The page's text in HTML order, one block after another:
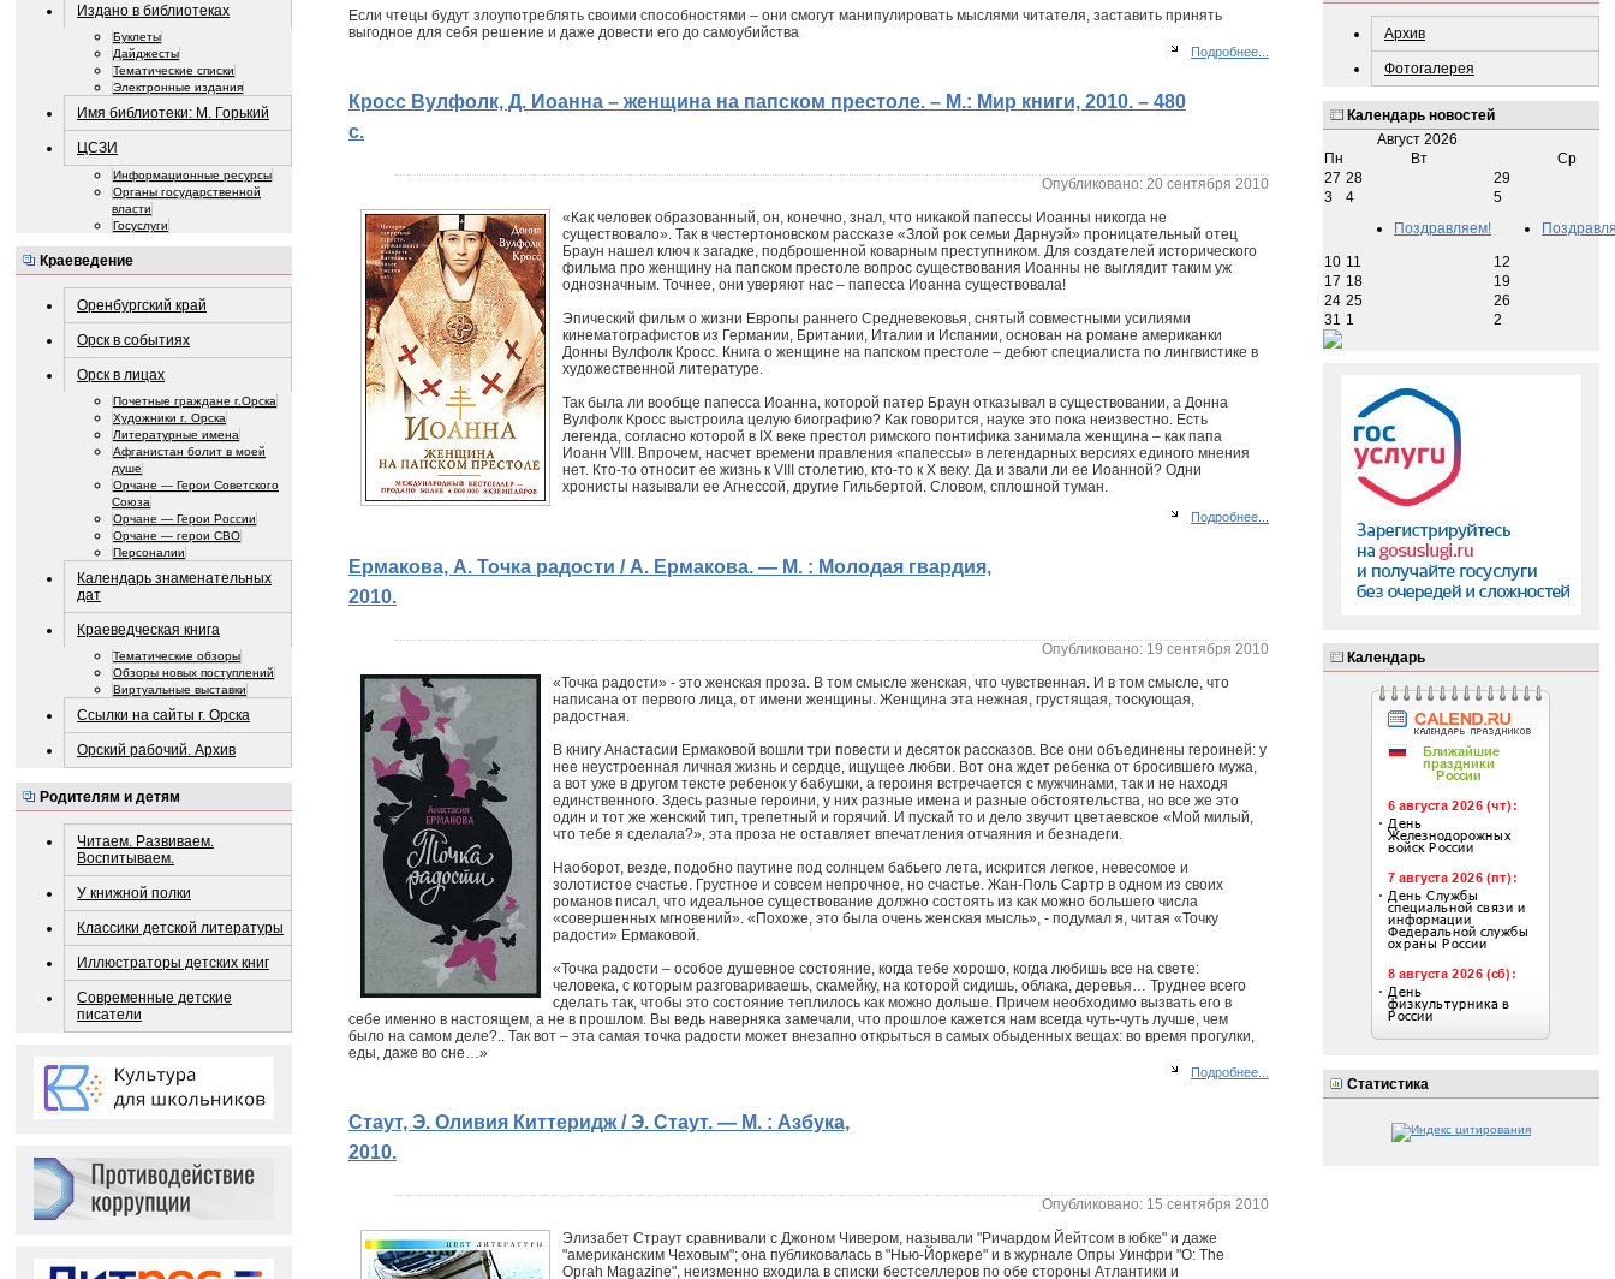
Издано в библиотеках
Буклеты
Дайджесты
Тематические списки
Электронные издания
Имя библиотеки: М. Горький
ЦСЗИ
Информационные ресурсы
Органы государственной
власти
Госуслуги
Краеведение
Оренбургский край
Орск в событиях
Орск в лицах
Почетные граждане г.Орска
Художники г. Орска
Литературные имена
Афганистан болит в моей
душе
Орчане — Герои Советского
Союза
Орчане — Герои России
Орчане — герои СВО
Персоналии
Календарь знаменательных
дат
Краеведческая книга
Тематические обзоры
Обзоры новых поступлений
Виртуальные выставки
Ссылки на сайты г. Орска
Орский рабочий. Архив
Родителям и детям
Читаем. Развиваем.
Воспитываем.
У книжной полки
Классики детской литературы
Иллюстраторы детских книг
Современные детские
писатели
Если чтецы будут злоупотреблять своими способностями – они смогут манипулировать мыслями читателя, заставить принять
выгодное для себя решение и даже довести его до самоубийства
Подробнее...
Кросс Вулфолк, Д. Иоанна – женщина на папском престоле. – М.: Мир книги, 2010. – 480
с.
Опубликовано: 20 сентября 2010
«Как человек образованный, он, конечно, знал, что никакой папессы Иоанны никогда не
существовало». Так в честертоновском рассказе «Злой рок семьи Дарнуэй» проницательный отец
Браун нашел ключ к загадке, подброшенной коварным преступником. Для создателей исторического
фильма про женщину на папском престоле вопрос существования Иоанны не выглядит таким уж
однозначным. Точнее, они уверяют нас – папесса Иоанна существовала!
Эпический фильм о жизни Европы раннего Средневековья, снятый совместными усилиями
кинематографистов из Германии, Британии, Италии и Испании, основан на романе американки
Донны Вулфолк Кросс. Книга о женщине на папском престоле – дебют специалиста по лингвистике в
художественной литературе.
Так была ли вообще папесса Иоанна, которой патер Браун отказывал в существовании, а Донна
Вулфолк Кросс выстроила целую биографию? Как говорится, науке это пока неизвестно. Есть
легенда, согласно которой в IX веке престол римского понтифика занимала женщина – как папа
Иоанн VIII. Впрочем, насчет времени правления «папессы» в легендарных версиях единого мнения
нет. Кто-то относит ее жизнь к VIII столетию, кто-то к Х веку. Да и звали ли ее Иоанной? Одни
хронисты называли ее Агнессой, другие Гильбертой. Словом, сплошной туман.
Подробнее...
Ермакова, А. Точка радости / А. Ермакова. — М. : Молодая гвардия,
2010.
Опубликовано: 19 сентября 2010
«Точка радости» - это женская проза. В том смысле женская, что чувственная. И в том смысле, что
написана от первого лица, от имени женщины. Женщина эта нежная, грустящая, тоскующая,
радостная.
В книгу Анастасии Ермаковой вошли три повести и десяток рассказов. Все они объединены героиней: у
нее неустроенная личная жизнь и сердце, ищущее любви. Вот она ждет ребенка от бросившего мужа,
а вот уже в другом тексте ребенок у бабушки, а героиня встречается с мужчинами, так и не находя
единственного. Здесь разные героини, у них разные имена и разные обстоятельства, но все же это
один и тот же женский тип, трепетный и горячий. И пускай то и дело звучит цветаевское «Мой милый,
что тебе я сделала?», эта проза не оставляет впечатления отчаяния и безнадеги.
Наоборот, везде, подобно паутине под солнцем бабьего лета, искрится легкое, невесомое и
золотистое счастье. Грустное и совсем непрочное, но счастье. Жан-Поль Сартр в одном из своих
романов писал, что идеальное существование должно состоять из как можно большего числа
«совершенных мгновений». «Похоже, это была очень женская мысль», - подумал я, читая «Точку
радости» Ермаковой.
«Точка радости – особое душевное состояние, когда тебе хорошо, когда любишь все на свете:
человека, с которым разговариваешь, скамейку, на которой сидишь, облака, деревья… Труднее всего
сделать так, чтобы это состояние теплилось как можно дольше. Причем необходимо вызвать его в
себе именно в настоящем, а не в прошлом. Вы ведь наверняка замечали, что прошлое кажется нам всегда чуть-чуть лучше, чем
было на самом деле?.. Так вот – эта самая точка радости может внезапно открыться в самых обыденных вещах: во время прогулки,
еды, даже во сне…»
Подробнее...
Стаут, Э. Оливия Киттеридж / Э. Стаут. — М. : Азбука,
2010.
Опубликовано: 15 сентября 2010
Элизабет Страут сравнивали с Джоном Чивером, называли "Ричардом Йейтсом в юбке" и даже
"американским Чеховым"; она публиковалась в "Нью-Йоркере" и в журнале Опры Уинфри "О: The
Oprah Magazine", неизменно входила в списки бестселлеров по обе стороны Атлантики и
Архив
Фотогалерея
Календарь новостей
Август 2026
Пн
Вт
Ср
27 28
29
3
4
Поздравляем!
5
10 11
12
17 18
19
24 25
26
31 1 2
Календарь
Статистика